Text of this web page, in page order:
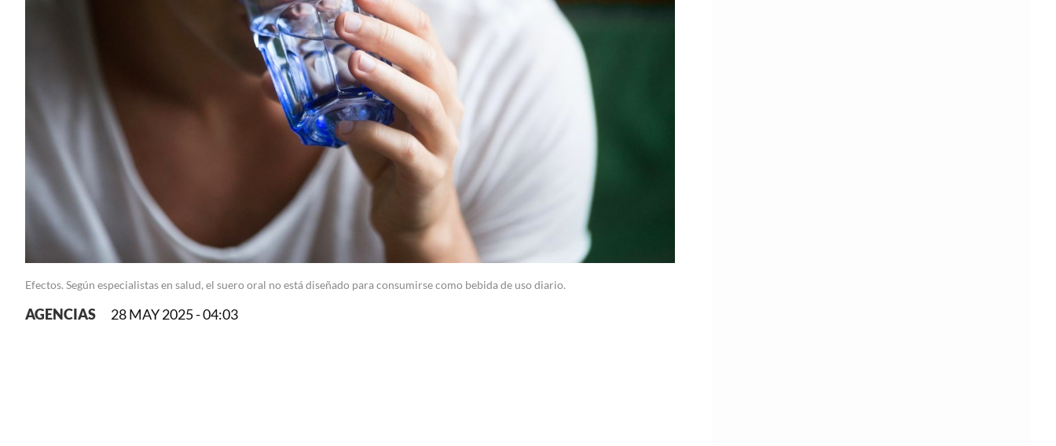
Efectos. Según especialistas en salud, el suero oral no está diseñado para consumirse como bebida de uso diario.
AGENCIAS 28 MAY 2025 - 04:03